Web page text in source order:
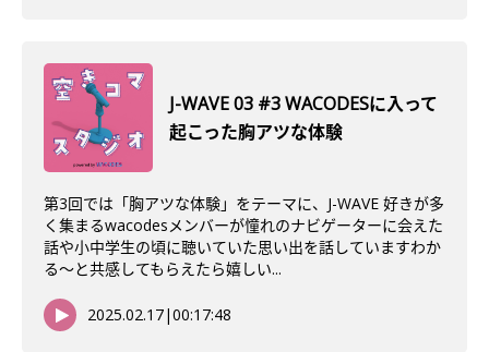
J-WAVE 03 #3 WACODESに入って
起こった胸アツな体験
第3回では「胸アツな体験」をテーマに、J-WAVE 好きが多
く集まるwacodesメンバーが憧れのナビゲーターに会えた
話や小中学生の頃に聴いていた思い出を話していますわか
る〜と共感してもらえたら嬉しい...
2025.02.17|00:17:48